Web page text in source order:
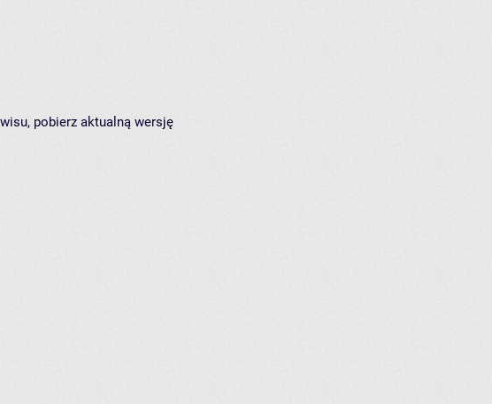
pobierz aktualną wersję